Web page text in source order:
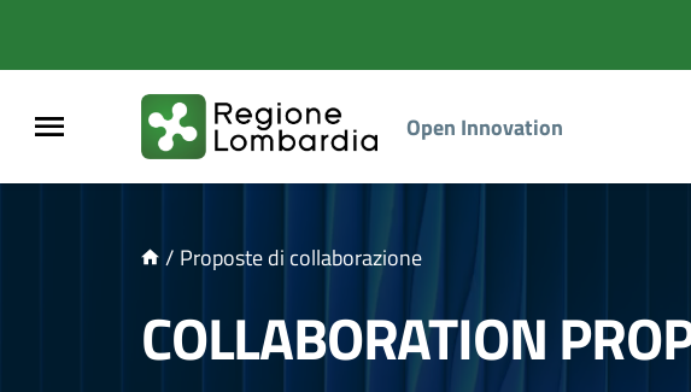
Open Innovation
/ Proposte di collaborazione
COLLABORATION